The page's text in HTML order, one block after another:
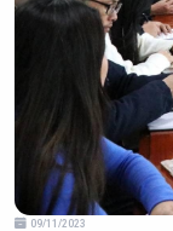
09/11/2023